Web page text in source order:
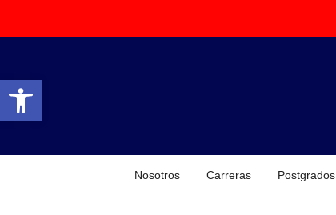
Nosotros Carreras Postgrados
Abrir barra de herramientas